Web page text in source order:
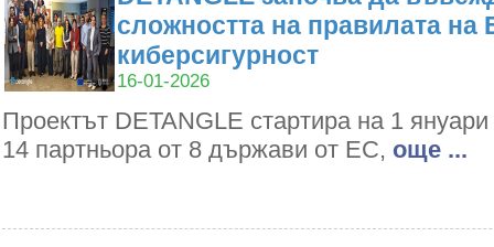
сложността на правилата на
киберсигурност
16-01-2026
Проектът DETANGLE стартира на 1
14 партньора от 8 държави от ЕС, oще ...